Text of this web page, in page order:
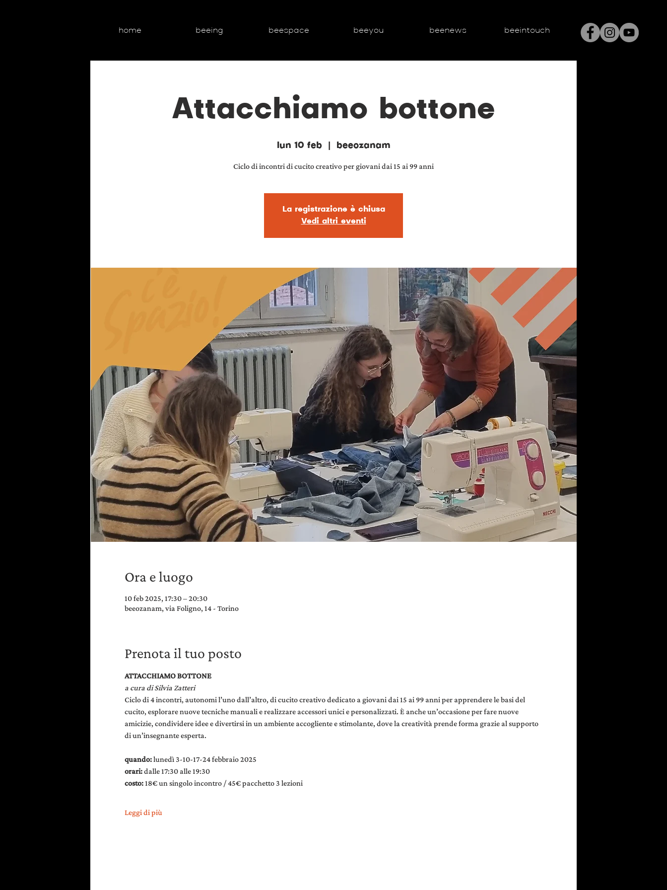
home beeing beespace beeyou beenews beeintouch
Attacchiamo bottone
lun 10 feb
  |
beeozanam
Ciclo di incontri di cucito creativo per giovani dai 15 ai 99 anni
La registrazione è chiusa
Vedi altri eventi
Ora e luogo
10 feb 2025, 17:30 – 20:30
beeozanam, via Foligno, 14 - Torino
Prenota il tuo posto
ATTACCHIAMO BOTTONE
a cura di Silvia Zatteri
Ciclo di 4 incontri, autonomi l’uno dall’altro, di cucito creativo dedicato a giovani dai 15 ai 99 anni per apprendere le basi del
cucito, esplorare nuove tecniche manuali e realizzare accessori unici e personalizzati. È anche un’occasione per fare nuove
amicizie, condividere idee e divertirsi in un ambiente accogliente e stimolante, dove la creatività prende forma grazie al supporto
di un’insegnante esperta.
quando: lunedì 3-10-17-24 febbraio 2025
orari: dalle 17:30 alle 19:30
costo: 18€ un singolo incontro / 45€ pacchetto 3 lezioni
Leggi di più